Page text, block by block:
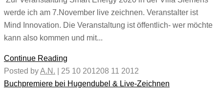
werde ich am 7.November live zeichnen. Veranstalter ist
Mind Innovation. Die Veranstaltung ist öffentlich- wer möchte
kann also kommen und mit...
Continue Reading
Posted byA.N. 25 10 201208 11 2012
Buchpremiere bei Hugendubel & Live-Zeichnen